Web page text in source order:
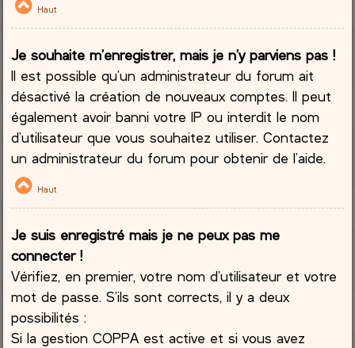
Haut
Je souhaite m’enregistrer, mais je n’y parviens pas !
Il est possible qu’un administrateur du forum ait
désactivé la création de nouveaux comptes. Il peut
également avoir banni votre IP ou interdit le nom
d’utilisateur que vous souhaitez utiliser. Contactez
un administrateur du forum pour obtenir de l’aide.
Haut
Je suis enregistré mais je ne peux pas me
connecter !
Vérifiez, en premier, votre nom d’utilisateur et votre
mot de passe. S’ils sont corrects, il y a deux
possibilités :
Si la gestion COPPA est active et si vous avez